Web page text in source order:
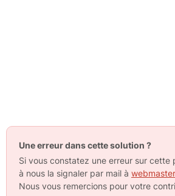
Une erreur dans cette solution ?
Si vous constatez une erreur sur cette
à nous la signaler par mail à
Nous vous remercions pour votre